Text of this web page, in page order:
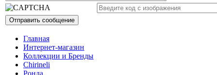
Главная
Интернет-магазин
Коллекции и Бренды
Chirineli
Ронда